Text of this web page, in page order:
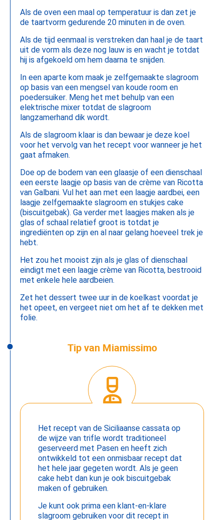
Als de oven een maal op temperatuur is dan zet je
de taartvorm gedurende 20 minuten in de oven.
Als de tijd eenmaal is verstreken dan haal je de taart
uit de vorm als deze nog lauw is en wacht je totdat
hij is afgekoeld om hem daarna te snijden.
In een aparte kom maak je zelfgemaakte slagroom
op basis van een mengsel van koude room en
poedersuiker. Meng het met behulp van een
elektrische mixer totdat de slagroom
langzamerhand dik wordt.
Als de slagroom klaar is dan bewaar je deze koel
voor het vervolg van het recept voor wanneer je het
gaat afmaken.
Doe op de bodem van een glaasje of een dienschaal
een eerste laagje op basis van de crème van Ricotta
van Galbani. Vul het aan met een laagje aardbei, een
laagje zelfgemaakte slagroom en stukjes cake
(biscuitgebak). Ga verder met laagjes maken als je
glas of schaal relatief groot is totdat je
ingrediënten op zijn en al naar gelang hoeveel trek je
hebt.
Het zou het mooist zijn als je glas of dienschaal
eindigt met een laagje crème van Ricotta, bestrooid
met enkele hele aardbeien.
Zet het dessert twee uur in de koelkast voordat je
het opeet, en vergeet niet om het af te dekken met
folie.
Tip van Miamissimo
Het recept van de Siciliaanse cassata op
de wijze van trifle wordt traditioneel
geserveerd met Pasen en heeft zich
ontwikkeld tot een onmisbaar recept dat
het hele jaar gegeten wordt. Als je geen
cake hebt dan kun je ook biscuitgebak
maken of gebruiken.
Je kunt ook prima een klant-en-klare
slagroom gebruiken voor dit recept in